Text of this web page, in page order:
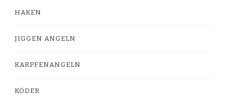
HAKEN
JIGGEN ANGELN
KARPFENANGELN
KÖDER